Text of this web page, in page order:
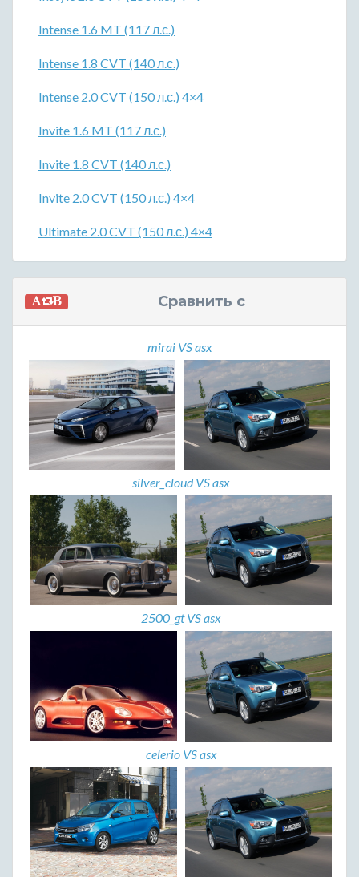
Intense 1.6 MT (117 л.с.)
Intense 1.8 CVT (140 л.с.)
Intense 2.0 CVT (150 л.с.) 4×4
Invite 1.6 MT (117 л.с.)
Invite 1.8 CVT (140 л.с.)
Invite 2.0 CVT (150 л.с.) 4×4
Ultimate 2.0 CVT (150 л.с.) 4×4
Сравнить с
mirai VS asx
silver_cloud VS asx
2500_gt VS asx
celerio VS asx